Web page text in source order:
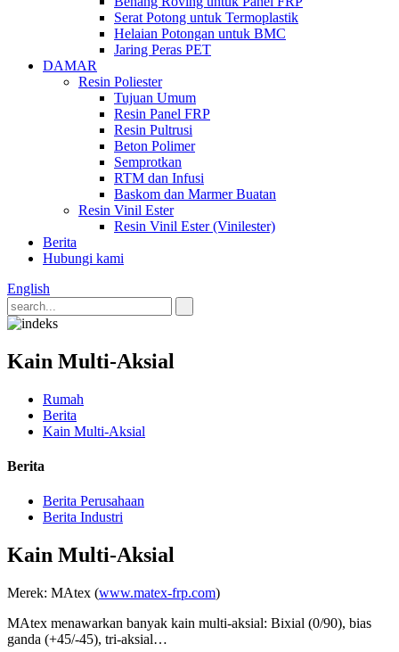
Serat Potong untuk Termoplastik
Helaian Potongan untuk BMC
Jaring Peras PET
DAMAR
Resin Poliester
Tujuan Umum
Resin Panel FRP
Resin Pultrusi
Beton Polimer
Semprotkan
RTM dan Infusi
Baskom dan Marmer Buatan
Resin Vinil Ester
Resin Vinil Ester (Vinilester)
Berita
Hubungi kami
English
Kain Multi-Aksial
Rumah
Berita
Kain Multi-Aksial
Berita
Berita Perusahaan
Berita Industri
Kain Multi-Aksial
Merek: MAtex (www.matex-frp.com)
MAtex menawarkan banyak kain multi-aksial: Bixial (0/90), bias
ganda (+45/-45), tri-aksial…